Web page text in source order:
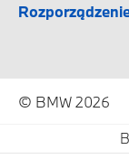
© BMW 2026